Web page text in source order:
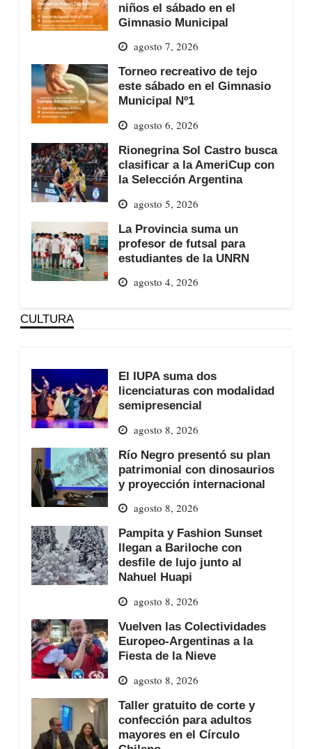
niños el sábado en el
Gimnasio Municipal
agosto 7, 2026
Torneo recreativo de tejo
este sábado en el Gimnasio
Municipal Nº1
agosto 6, 2026
Rionegrina Sol Castro busca
clasificar a la AmeriCup con
la Selección Argentina
agosto 5, 2026
La Provincia suma un
profesor de futsal para
estudiantes de la UNRN
agosto 4, 2026
CULTURA
El IUPA suma dos
licenciaturas con modalidad
semipresencial
agosto 8, 2026
Río Negro presentó su plan
patrimonial con dinosaurios
y proyección internacional
agosto 8, 2026
Pampita y Fashion Sunset
llegan a Bariloche con
desfile de lujo junto al
Nahuel Huapi
agosto 8, 2026
Vuelven las Colectividades
Europeo-Argentinas a la
Fiesta de la Nieve
agosto 8, 2026
Taller gratuito de corte y
confección para adultos
mayores en el Círculo